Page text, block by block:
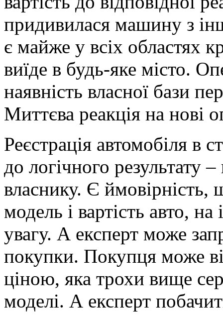
придивилася машину з
є майже у всіх областях
виїде в будь-яке місто.
наявність власної бази
Миттєва реакція на нові
Реєстрація автомобіля в
до логічного результату
власнику. Є
модель і вартість авто,
увагу. А експерт може
покупки. Покупця може
ціною, яка трохи вище
моделі. А експерт